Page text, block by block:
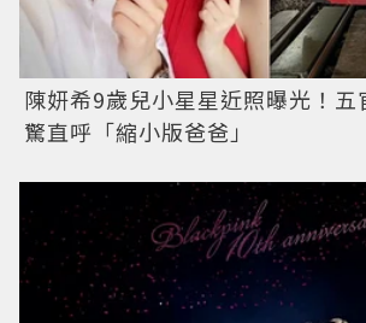
陳妍希9歲兒小星星近照曝光！五
驚直呼「縮小版爸爸」